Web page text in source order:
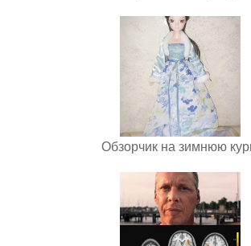
Обзорчик на зимнюю